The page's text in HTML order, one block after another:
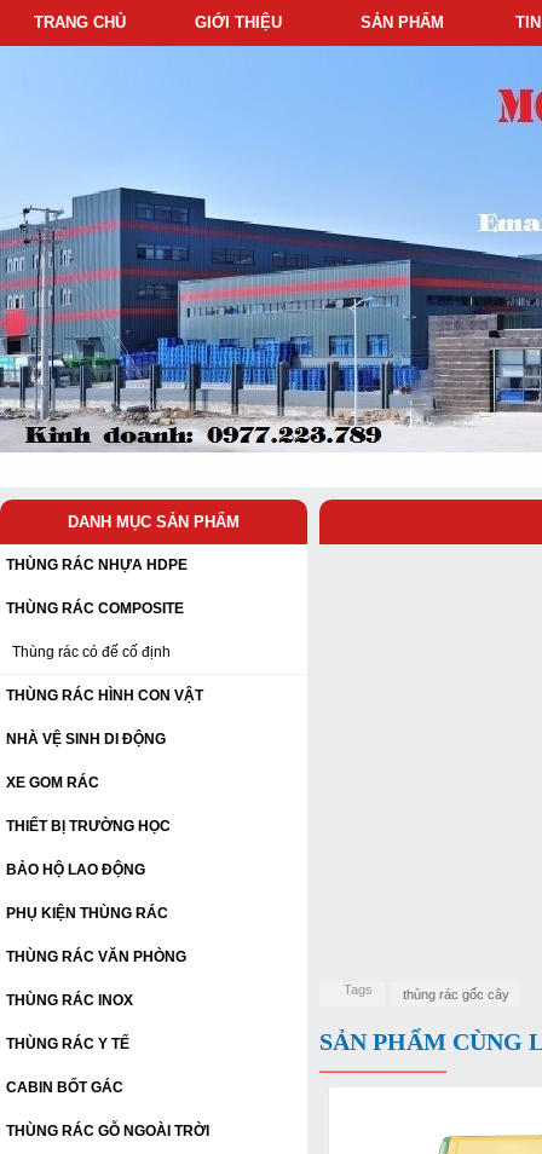
TRANG CHỦ GIỚI THIỆU SẢN PHẨM
DANH MỤC SẢN PHẨM
THÙNG RÁC NHỰA HDPE
THÙNG RÁC COMPOSITE
Thùng rác có đế cố định
THÙNG RÁC HÌNH CON VẬT
NHÀ VỆ SINH DI ĐỘNG
XE GOM RÁC
THIẾT BỊ TRƯỜNG HỌC
BẢO HỘ LAO ĐỘNG
PHỤ KIỆN THÙNG RÁC
THÙNG RÁC VĂN PHÒNG
THÙNG RÁC INOX
THÙNG RÁC Y TẾ
CABIN BỐT GÁC
THÙNG RÁC GỖ NGOÀI TRỜI
Tags thùng rác gốc cây
SẢN PHẨM CÙNG